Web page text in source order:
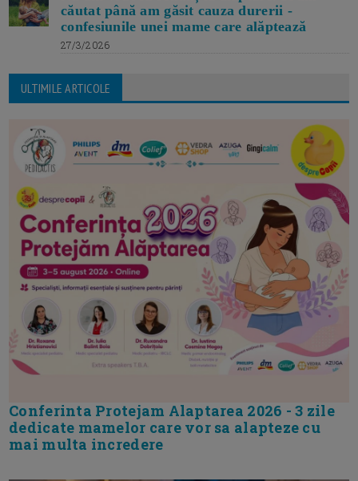
căutat până am găsit cauza durerii -
confesiunile unei mame care alăptează
27/3/2026
ULTIMILE ARTICOLE
Conferinta Protejam Alaptarea 2026 - 3 zile
dedicate mamelor care vor sa alapteze cu
mai multa incredere